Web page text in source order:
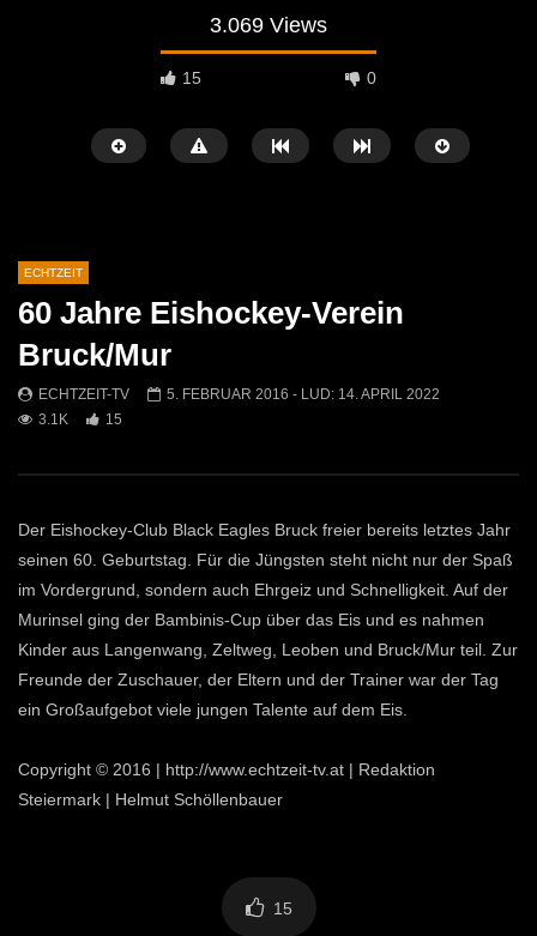
3.069 Views
15 0
Mittendrin
ECHTZEIT-TV
Kammern
ECHTZEIT
60 Jahre Eishockey-Verein
Bruck/Mur
ECHTZEIT-TV 5. FEBRUAR 2016 - LUD: 14. APRIL 2022
3.1K
15
Der Eishockey-Club Black Eagles Bruck freier bereits letztes Jahr
seinen 60. Geburtstag. Für die Jüngsten steht nicht nur der Spaß
im Vordergrund, sondern auch Ehrgeiz und Schnelligkeit. Auf der
Murinsel ging der Bambinis-Cup über das Eis und es nahmen
Kinder aus Langenwang, Zeltweg, Leoben und Bruck/Mur teil. Zur
Freunde der Zuschauer, der Eltern und der Trainer war der Tag
ein Großaufgebot viele jungen Talente auf dem Eis.
Copyright © 2016 | http://www.echtzeit-tv.at | Redaktion
Steiermark | Helmut Schöllenbauer
15